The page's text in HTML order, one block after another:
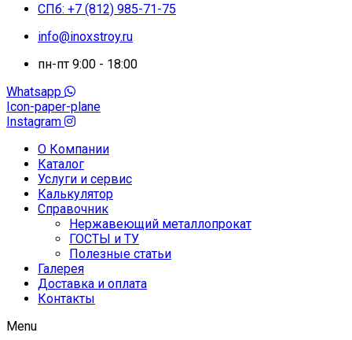
СПб: +7 (812) 985-71-75
info@inoxstroy.ru
пн-пт 9:00 - 18:00
Whatsapp
Icon-paper-plane
Instagram
О Компании
Каталог
Услуги и сервис
Калькулятор
Справочник
Нержавеющий металлопрокат
ГОСТЫ и ТУ
Полезные статьи
Галерея
Доставка и оплата
Контакты
Menu